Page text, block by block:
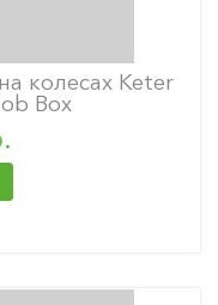
колесах Keter
Box